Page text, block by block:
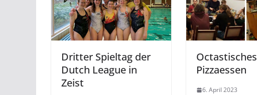
Dritter Spieltag der
Dutch League in
Zeist
Octastisches
Pizzaessen
6. April 2023